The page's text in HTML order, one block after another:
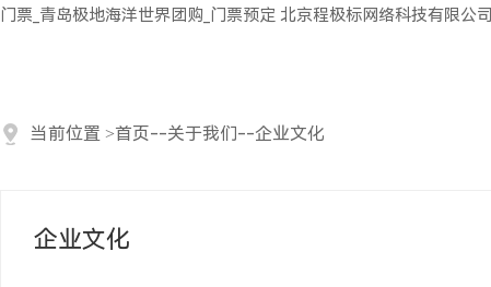
门票_青岛极地海洋世界团购_门票预定 北京程极标网络科技有限公司
当前位置 >首页--关于我们--企业文化
企业文化